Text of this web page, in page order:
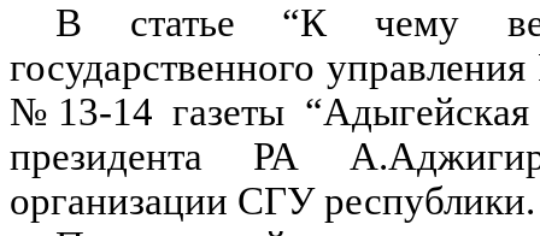
В статье “К чему
государственного
№13-14 газеты “Адыгейская
президента РА
организации СГУ республики.